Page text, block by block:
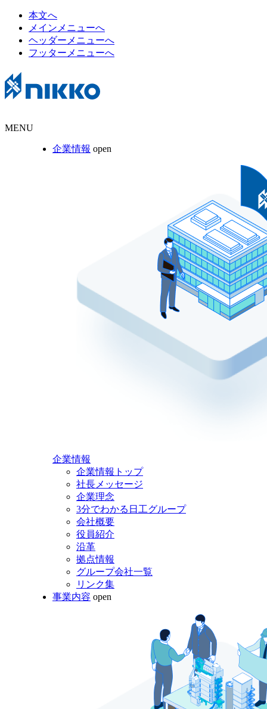
本文へ
メインメニューへ
ヘッダーメニューへ
フッターメニューへ
MENU
企業情報 open
企業情報
企業情報トップ
社長メッセージ
企業理念
3分でわかる日工グループ
会社概要
役員紹介
沿革
拠点情報
グループ会社一覧
リンク集
事業内容 open